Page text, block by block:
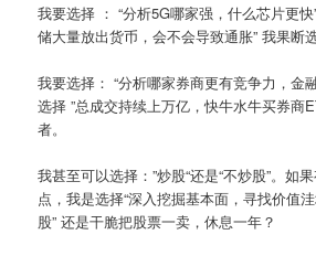
我要选择 ： “分析5G哪家强，什么芯片更
储大量放出货币，会不会导致通胀” 我果断
我要选择： “分析哪家券商更有竞争力，金
选择 ”总成交持续上万亿，快牛水牛买券商
者。
我甚至可以选择：”炒股“还是“不炒股”。如
点，我是选择“深入挖掘基本面，寻找价值
股” 还是干脆把股票一卖，休息一年？